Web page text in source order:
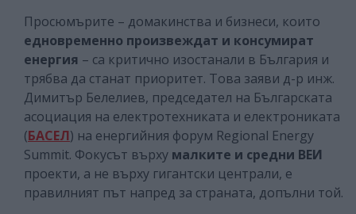
Просюмърите – домакинства и бизнеси, които
едновременно произвеждат и консумират
енергия – са критично изостанали в България и
трябва да станат приоритет. Това заяви д-р инж.
Димитър Белелиев, председател на Българската
асоциация на електротехниката и електрониката
(БАСЕЛ) на енергийния форум Regional Energy
Summit. Фокусът върху малките и средни ВЕИ
проекти, а не върху гигантски централи, е
правилният път напред за страната, допълни той.